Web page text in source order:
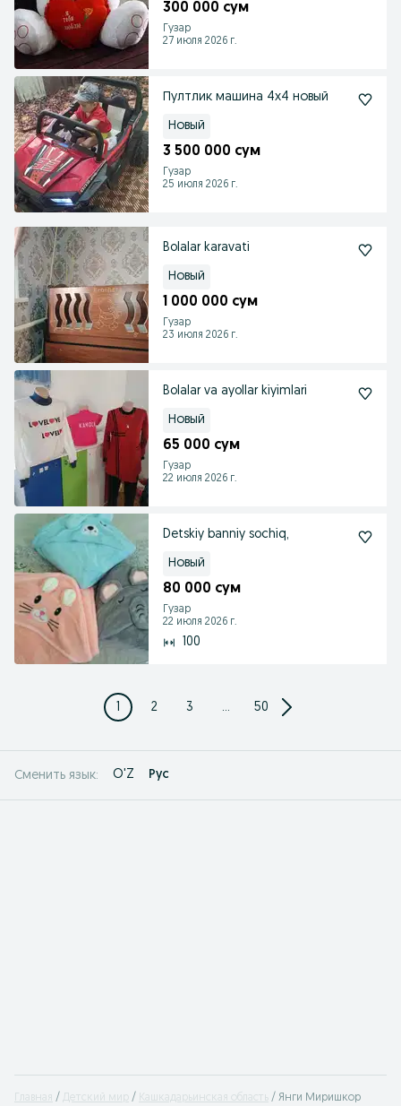
300 000 сум
Гузар
27 июля 2026 г.
Пултлик машина 4х4 новый
Новый
3 500 000 сум
Гузар
25 июля 2026 г.
Bolalar karavati
Новый
1 000 000 сум
Гузар
23 июля 2026 г.
Bolalar va ayollar kiyimlari
Новый
65 000 сум
Гузар
22 июля 2026 г.
Detskiy banniy sochiq,
Новый
80 000 сум
Гузар
22 июля 2026 г.
100
1 2 3 ... 50
Сменить язык: O'Z Рус
Главная Детский мир Кашкадарьинская область Янги Миришкор